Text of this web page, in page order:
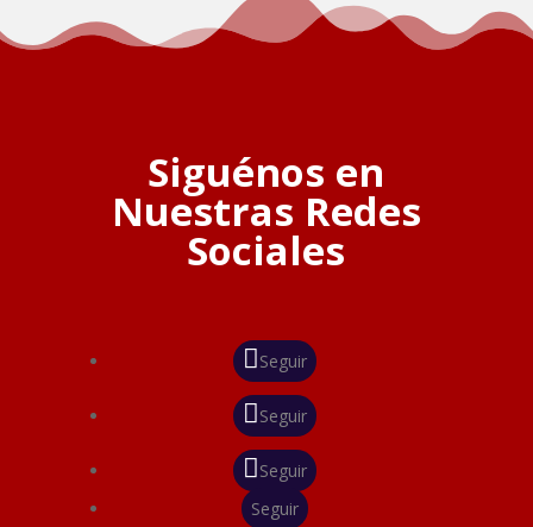
Siguénos en
Nuestras Redes
Sociales
Seguir
Seguir
Seguir
Seguir